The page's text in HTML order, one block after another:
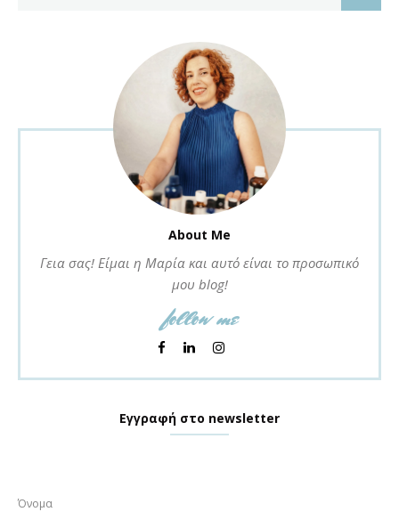
About Me
Γεια σας! Είμαι η Μαρία και αυτό είναι το προσωπικό
μου blog!
follow me
Εγγραφή στο newsletter
Όνομα